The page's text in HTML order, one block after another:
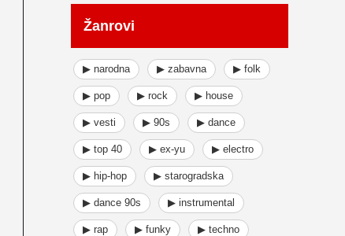
Žanrovi
▶ narodna ▶ zabavna ▶ folk
▶ pop ▶ rock ▶ house
▶ vesti ▶ 90s ▶ dance
▶ top 40 ▶ ex-yu ▶ electro
▶ hip-hop ▶ starogradska
▶ dance 90s ▶ instrumental
▶ rap ▶ funky ▶ techno